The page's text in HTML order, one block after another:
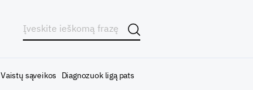
Vaistų sąveikos Diagnozuok ligą pats